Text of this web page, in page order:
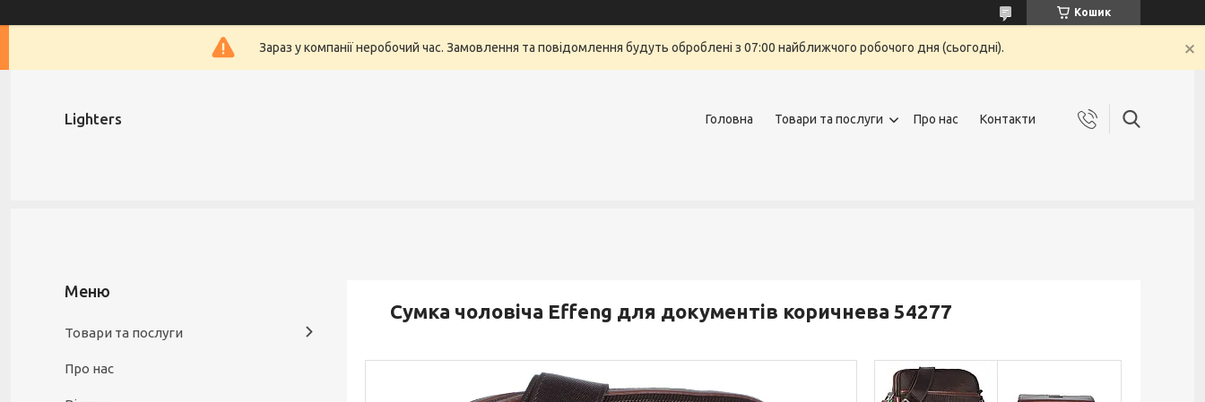
Кошик
Зараз у компанії неробочий час. Замовлення та повідомлення будуть оброблені з 07:00 найближчого робочого дня (сьогодні).
Lighters Головна Товари та послуги Про нас Контакти
Сумка чоловіча Effeng для документів коричнева 54277
Товари та послуги
Про нас